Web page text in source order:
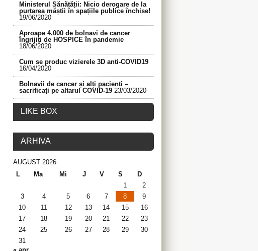
Ministerul Sănătății: Nicio derogare de la
purtarea măștii în spațiile publice închise!
19/06/2020
Aproape 4.000 de bolnavi de cancer
îngrijiți de HOSPICE în pandemie
18/06/2020
Cum se produc vizierele 3D anti-COVID19
16/04/2020
Bolnavii de cancer și alți pacienți –
sacrificați pe altarul COVID-19 23/03/2020
LIKE BOX
ARHIVA
AUGUST 2026
L
Ma Mi J V S
D
1
2
3
4 5 6 7 8
9
10
11 12 13 14 15
16
17
18 19 20 21 22
23
24
25 26 27 28 29
30
31